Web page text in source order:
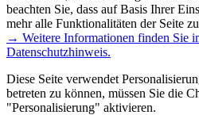
beachten Sie, dass auf Basis Ihrer
mehr alle Funktionalitäten der Seite
→ Weitere Informationen finden Sie
Datenschutzhinweis.
Diese Seite verwendet
betreten zu können, müssen Sie die
"Personalisierung" aktivieren.